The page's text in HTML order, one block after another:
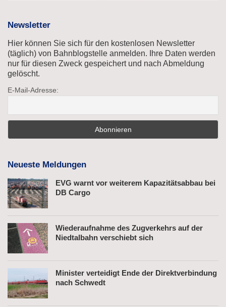
Newsletter
Hier können Sie sich für den kostenlosen Newsletter
(täglich) von Bahnblogstelle anmelden. Ihre Daten werden
nur für diesen Zweck gespeichert und nach Abmeldung
gelöscht.
E-Mail-Adresse:
Neueste Meldungen
EVG warnt vor weiterem Kapazitätsabbau bei
DB Cargo
Wiederaufnahme des Zugverkehrs auf der
Niedtalbahn verschiebt sich
Minister verteidigt Ende der Direktverbindung
nach Schwedt